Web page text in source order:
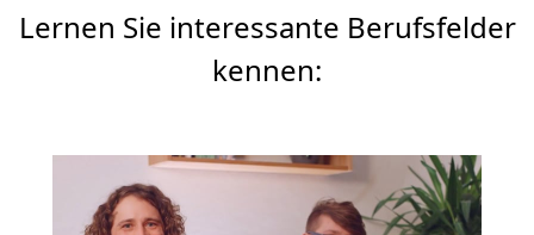
Lernen Sie interessante Berufsfelder
kennen: